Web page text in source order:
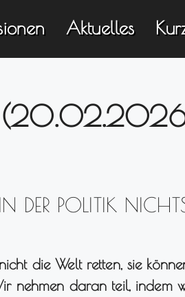
Aktuelles
DER POLITIK
die Welt retten, sie
nehmen daran teil, indem